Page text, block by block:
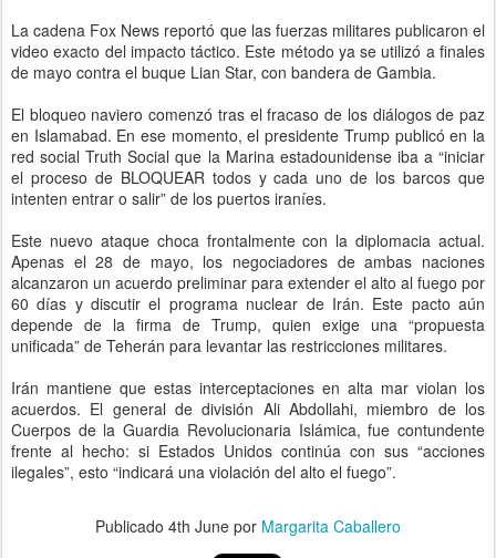
La cadena Fox News reportó que las fuerzas militares publicaron el
video exacto del impacto táctico. Este método ya se utilizó a finales
de mayo contra el buque Lian Star, con bandera de Gambia.
El bloqueo naviero comenzó tras el fracaso de los diálogos de paz
en Islamabad. En ese momento, el presidente Trump publicó en la
red social Truth Social que la Marina estadounidense iba a “iniciar
el proceso de BLOQUEAR todos y cada uno de los barcos que
intenten entrar o salir” de los puertos iraníes.
Este nuevo ataque choca frontalmente con la diplomacia actual.
Apenas el 28 de mayo, los negociadores de ambas naciones
alcanzaron un acuerdo preliminar para extender el alto al fuego por
60 días y discutir el programa nuclear de Irán. Este pacto aún
depende de la firma de Trump, quien exige una “propuesta
unificada” de Teherán para levantar las restricciones militares.
Irán mantiene que estas interceptaciones en alta mar violan los
acuerdos. El general de división Ali Abdollahi, miembro de los
Cuerpos de la Guardia Revolucionaria Islámica, fue contundente
frente al hecho: si Estados Unidos continúa con sus “acciones
ilegales”, esto “indicará una violación del alto el fuego”.
Publicado 4th June por Margarita Caballero